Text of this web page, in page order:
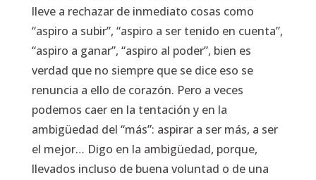
lleve a rechazar de inmediato cosas como
“aspiro a subir”, “aspiro a ser tenido en cuenta”,
“aspiro a ganar”, “aspiro al poder”, bien es
verdad que no siempre que se dice eso se
renuncia a ello de corazón. Pero a veces
podemos caer en la tentación y en la
ambigüedad del “más”: aspirar a ser más, a ser
el mejor… Digo en la ambigüedad, porque,
llevados incluso de buena voluntad o de una